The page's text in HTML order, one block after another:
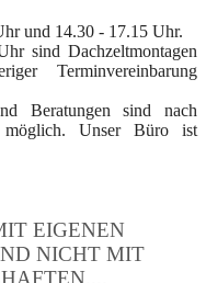
und 14.30 - 17.15 Uhr.
sind Dachzeltmontagen
Terminvereinbarung
Beratungen sind nach
möglich. Unser Büro ist
EIGENEN
NICHT MIT